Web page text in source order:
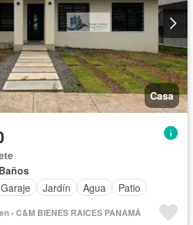
Casa
Garaje Jardín Agua Patio
- C&M BIENES RAICES PANAMÁ